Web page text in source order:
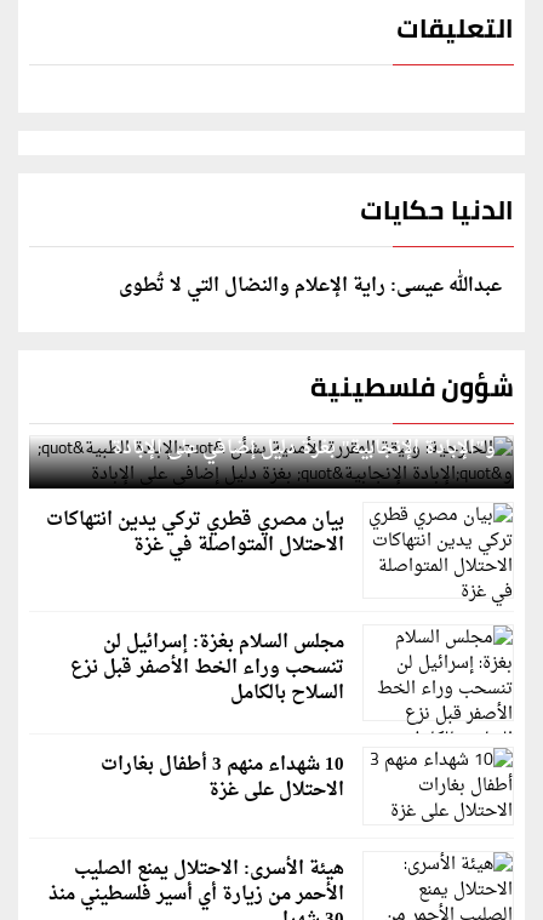
التعليقات
الدنيا حكايات
عبدالله عيسى: راية الإعلام والنضال التي لا تُطوى
شؤون فلسطينية
الخارجية: وثيقة المقررة الأممية بشأن "الإبادة الطبية"
و"الإبادة الإنجابية" بغزة دليل إضافي على الإبادة
بيان مصري قطري تركي يدين انتهاكات
الاحتلال المتواصلة في غزة
مجلس السلام بغزة: إسرائيل لن
تنسحب وراء الخط الأصفر قبل نزع
السلاح بالكامل
10 شهداء منهم 3 أطفال بغارات
الاحتلال على غزة
هيئة الأسرى: الاحتلال يمنع الصليب
الأحمر من زيارة أي أسير فلسطيني منذ